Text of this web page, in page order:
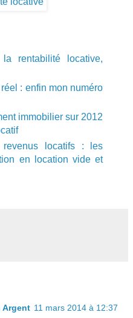
rentabilité locative,
: enfin mon numéro
immobilier sur 2012
revenus locatifs : les
en location vide et
Argent 11 mars 2014 à 12:37